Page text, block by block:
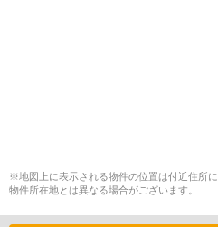
※地図上に表示される物件の位置は付近住所
物件所在地とは異なる場合がございます。